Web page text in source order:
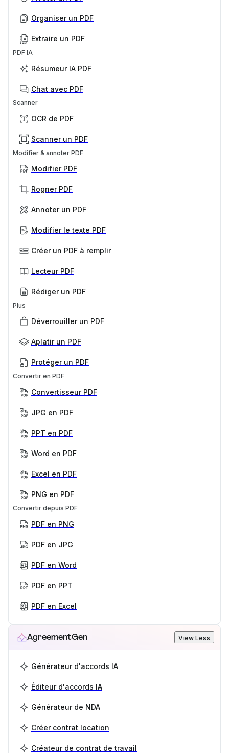
Organiser un PDF
Extraire un PDF
PDF IA
Résumeur IA PDF
Chat avec PDF
Scanner
OCR de PDF
Scanner un PDF
Modifier & annoter PDF
Modifier PDF
Rogner PDF
Annoter un PDF
Modifier le texte PDF
Créer un PDF à remplir
Lecteur PDF
Rédiger un PDF
Plus
Déverrouiller un PDF
Aplatir un PDF
Protéger un PDF
Convertir en PDF
Convertisseur PDF
JPG en PDF
PPT en PDF
Word en PDF
Excel en PDF
PNG en PDF
Convertir depuis PDF
PDF en PNG
PDF en JPG
PDF en Word
PDF en PPT
PDF en Excel
AgreementGen View Less
Générateur d'accords IA
Éditeur d'accords IA
Générateur de NDA
Créer contrat location
Créateur de contrat de travail